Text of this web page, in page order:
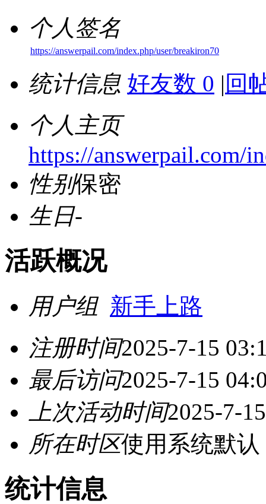
个人签名
https://answerpail.com/index.php/user/breakiron70
统计信息 好友数 0 | 回
个人主页
https://answerpail.com/
性别保密
生日-
活跃概况
用户组 新手上路
注册时间2025-7-15
最后访问2025-7-15
上次活动时间2025-7-
所在时区使用系统默认
统计信息